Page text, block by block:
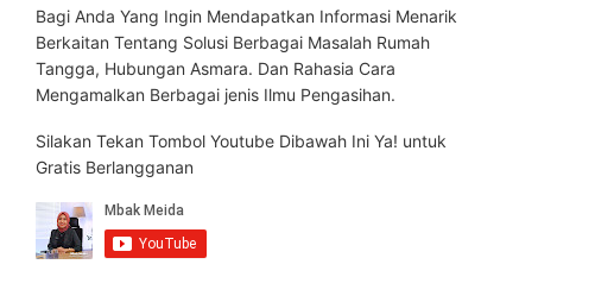
Bagi Anda Yang Ingin Mendapatkan Informasi Menarik
Berkaitan Tentang Solusi Berbagai Masalah Rumah
Tangga, Hubungan Asmara. Dan Rahasia Cara
Mengamalkan Berbagai jenis Ilmu Pengasihan.
Silakan Tekan Tombol Youtube Dibawah Ini Ya! untuk
Gratis Berlangganan